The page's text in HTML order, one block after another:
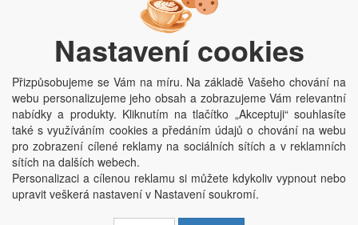
Copyright © Penepex s.r.o. 2025, powered byABRA E-shop
Penepex s.r.o., Za Špicí 1798, 686 03 Staré Město; IČO: 03220923; DIČ:
CZ03220923; zápis do obchodního rejstříku dne 22. 7. 2014, krajský soud v
Brně oddíl C, vložka 84002
Nastavení cookies
Přizpůsobujeme se Vám na míru. Na základě Vašeho chování na
webu personalizujeme jeho obsah a zobrazujeme Vám relevantní
nabídky a produkty. Kliknutím na tlačítko „Akceptuji“ souhlasíte
také s využíváním cookies a předáním údajů o chování na webu
pro zobrazení cílené reklamy na sociálních sítích a v reklamních
sítích na dalších webech.
Personalizaci a cílenou reklamu si můžete kdykoliv vypnout nebo
upravit veškerá nastavení v Nastavení soukromí.